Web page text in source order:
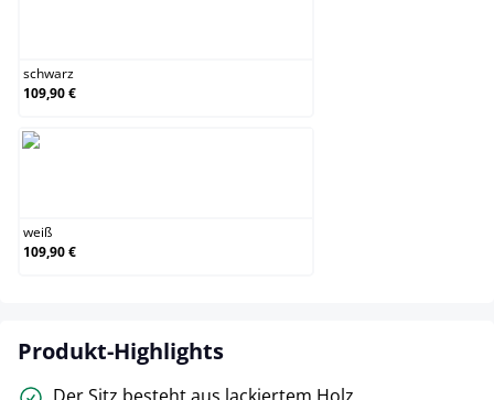
schwarz
109,90 €
weiß
109,90 €
Produkt-Highlights